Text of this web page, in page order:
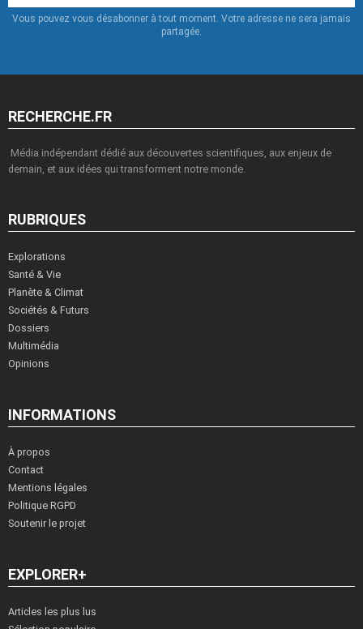
Vous pouvez vous désabonner à tout moment. Votre adresse ne sera jamais
partagée.
RECHERCHE.FR
Média indépendant dédié aux découvertes scientifiques, aux enjeux de
demain, et aux idées qui transforment notre monde.
RUBRIQUES
Explorations
Santé & Vie
Planète & Climat
Sociétés & Futurs
Dossiers
Multimédia
Opinions
INFORMATIONS
À propos
Contact
Mentions légales
Politique RGPD
Soutenir le projet
EXPLORER+
Articles les plus lus